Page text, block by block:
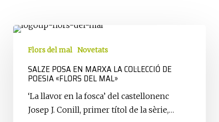
Salze
posa
marxa
col·lecció
Flors del mal Novetats
SALZE POSA EN MARXA LA COL·LECCIÓ DE
POESIA «FLORS DEL MAL»
‘La llavor en la fosca’ del castellonenc
Josep J. Conill, primer títol de la sèrie,…